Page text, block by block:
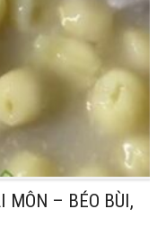
MÔN – BÉO BÙI,